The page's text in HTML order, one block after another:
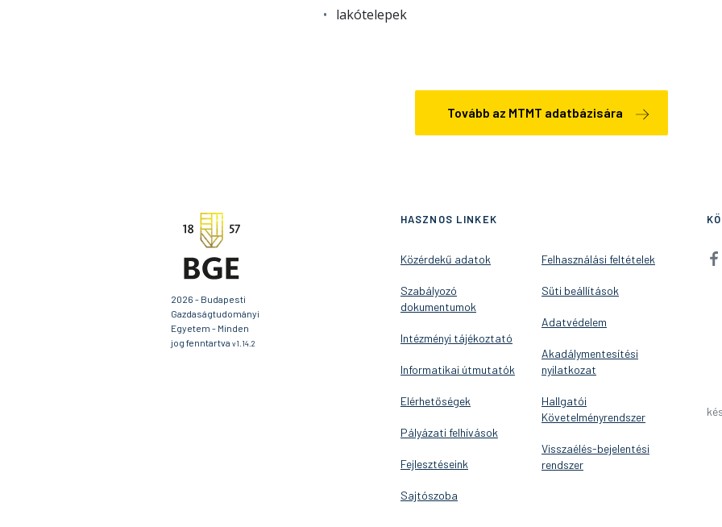
lakótelepek
Tovább az MTMT adatbázisára
2026 - Budapesti
Gazdaságtudományi
Egyetem - Minden
jog fenntartva v1.14.2
HASZNOS LINKEK
Közérdekű adatok
Szabályozó
dokumentumok
Intézményi tájékoztató
Informatikai útmutatók
Elérhetőségek
Pályázati felhívások
Fejlesztéseink
Sajtószoba
Felhasználási feltételek
Süti beállítások
Adatvédelem
Akadálymentesítési
nyilatkozat
Hallgatói
Követelményrendszer
Visszaélés-bejelentési
rendszer